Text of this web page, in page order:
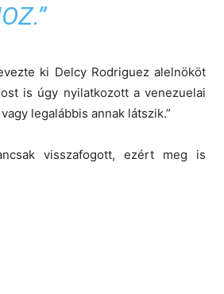
ki Delcy Rodriguez alelnököt
is úgy nyilatkozott a venezuelai
legalábbis annak látszik.”
visszafogott, ezért meg is